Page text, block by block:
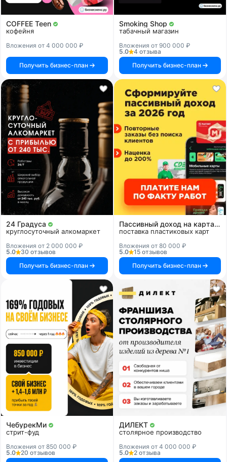
COFFEE Teen
кофейня
Вложения от 4 000 000 ₽
Получить бизнес-план
Smoking Shop
табачный магазин
Вложения от 900 000 ₽
5.0
4 отзыва
Получить бизнес-план
24 Градуса
круглосуточный алкомаркет
Вложения от 2 000 000 ₽
5.0
30 отзывов
Получить бизнес-план
Пассивный доход на картах и системах
поставка пластиковых карт
Вложения от 80 000 ₽
5.0
15 отзывов
Получить бизнес-план
ЧебурекМи
стрит-фуд
Вложения от 850 000 ₽
5.0
20 отзывов
ДИЛЕКТ
столярное производство
Вложения от 4 000 000 ₽
5.0
2 отзыва